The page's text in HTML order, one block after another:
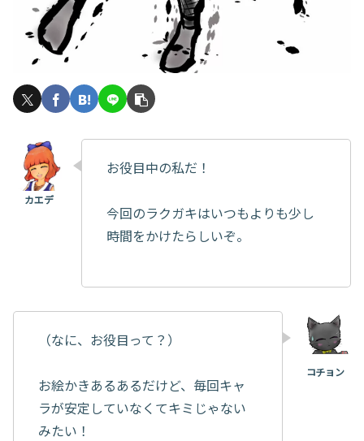
お役目中の私だ！
今回のラクガキはいつもよりも少し
時間をかけたらしいぞ。
（なに、お役目って？）
お絵かきあるあるだけど、毎回キャ
ラが安定していなくてキミじゃない
みたい！